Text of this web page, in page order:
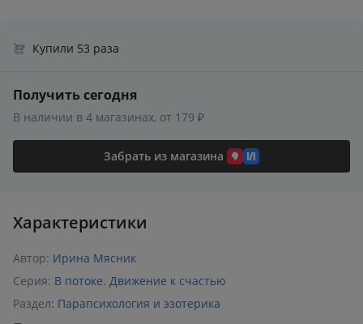
Купили 53 раза
Получить сегодня
В наличии в 4 магазинах, от 179 ₽
Забрать из магазина
Характеристики
Автор: Ирина Мясник
Серия: В потоке. Движение к счастью
Раздел: Парапсихология и эзотерика